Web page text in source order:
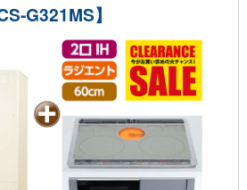
G321MS】